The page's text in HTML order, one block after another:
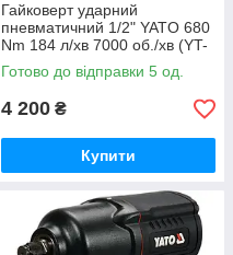
Гайковерт ударний
пневматичний 1/2" YATO 680
Nm 184 л/хв 7000 об./хв (YT-
09524)
Готово до відправки 5 од.
4 200 ₴
Купити